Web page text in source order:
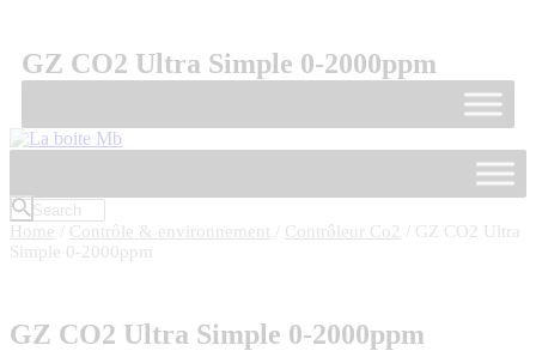
GZ CO2 Ultra Simple 0-2000ppm
Home Contrôle & environnement Contrôleur Co2
/ GZ CO2 Ultra
Simple 0-2000ppm
GZ CO2 Ultra Simple 0-2000ppm